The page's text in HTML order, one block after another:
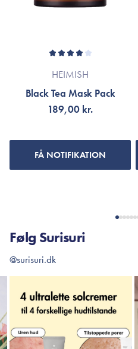
HEIMISH
Black Tea Mask Pack
189,00 kr.
FÅ NOTIFIKATION
Følg Surisuri
@surisuri.dk